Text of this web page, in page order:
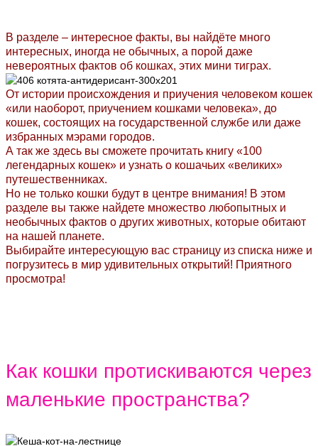
В разделе – интересное факты, вы найдёте много
интересных, иногда не обычных, а порой даже
невероятных фактов об кошках, этих мини тиграх.
От истории происхождения и приучения человеком кошек
«или наоборот, приучением кошками человека», до
кошек, состоящих на государственной службе или даже
избранных мэрами городов.
А так же здесь вы сможете прочитать книгу «100
легендарных кошек» и узнать о кошачьих «великих»
путешественниках.
Но не только кошки будут в центре внимания! В этом
разделе вы также найдете множество любопытных и
необычных фактов о других животных, которые обитают
на нашей планете.
Выбирайте интересующую вас страницу из списка ниже и
погрузитесь в мир удивительных открытий! Приятного
просмотра!
Как кошки протискиваются через
маленькие пространства?